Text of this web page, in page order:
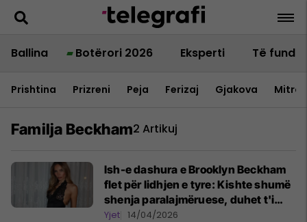
Ballina Botërori 2026 Eksperti Të fundit
Prishtina Prizreni Peja Ferizaj Gjakova
Familja Beckham2 Artikuj
Ish-e dashura e Brooklyn Beckham
flet për lidhjen e tyre: Kishte shumë
shenja paralajmëruese, duhet t'i
kisha dhënë fund më herët
Yjet 14/04/2026